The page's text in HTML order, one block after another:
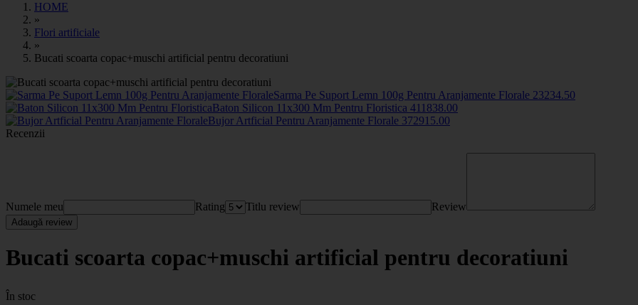
HOME
»
Flori artificiale
»
Bucati scoarta copac+muschi artificial pentru decoratiuni
Sarma Pe Suport Lemn 100g Pentru Aranjamente Florale 23234.50
Baton Silicon 11x300 Mm Pentru Floristica 411838.00
Bujor Artficial Pentru Aranjamente Florale 372915.00
Recenzii
Numele meu Rating Titlu review Review
Adaugă review
Bucati scoarta copac+muschi artificial pentru decoratiuni
În stoc